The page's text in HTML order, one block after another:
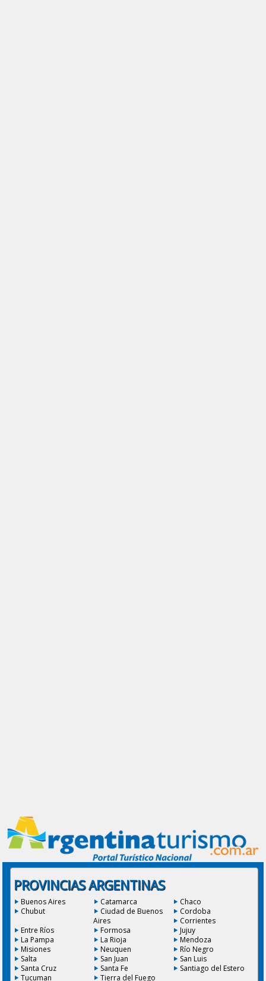
PROVINCIAS ARGENTINAS
Buenos Aires Catamarca
Chaco
Chubut
Ciudad de Buenos
Aires
Cordoba
Corrientes
Entre Ríos
Formosa
Jujuy
La Pampa
La Rioja
Mendoza
Misiones
Neuquen
Río Negro
Salta
San Juan
San Luis
Santa Cruz
Santa Fe
Santiago del Estero
Tucuman
Tierra del Fuego